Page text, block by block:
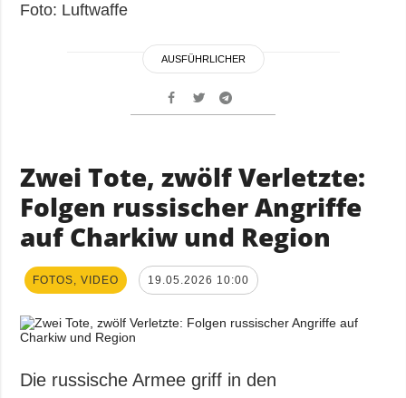
Foto: Luftwaffe
AUSFÜHRLICHER
Zwei Tote, zwölf Verletzte:
Folgen russischer Angriffe
auf Charkiw und Region
FOTOS, VIDEO 19.05.2026 10:00
Die russische Armee griff in den